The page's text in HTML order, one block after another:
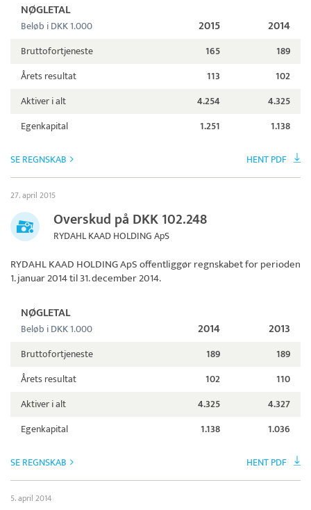
NØGLETAL
Beløb i DKK 1.000 2015 2014
Bruttofortjeneste 165
189
Årets resultat
113
102
Aktiver i alt
4.254
4.325
Egenkapital
1.251 1.138
SE REGNSKAB HENT PDF
27. april 2015
Overskud på DKK 102.248
RYDAHL KAAD HOLDING ApS
RYDAHL KAAD HOLDING ApSoffentliggør regnskabet for perioden
1. januar 2014 til 31. december 2014.
NØGLETAL
Beløb i DKK 1.000 2014 2013
Bruttofortjeneste 189
189
Årets resultat
102
110
Aktiver i alt
4.325
4.327
Egenkapital
1.138 1.036
SE REGNSKAB HENT PDF
5. april 2014